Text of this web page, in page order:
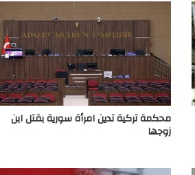
محكمة تركية تدين امرأة سورية بقتل ابن
زوجها